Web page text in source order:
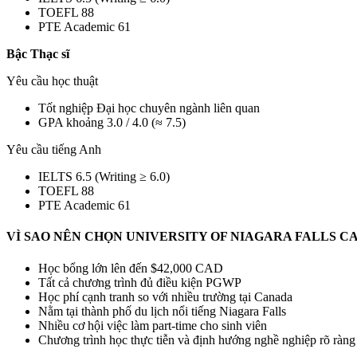
TOEFL 88
PTE Academic 61
Bậc Thạc sĩ
Yêu cầu học thuật
Tốt nghiệp Đại học chuyên ngành liên quan
GPA khoảng 3.0 / 4.0 (≈ 7.5)
Yêu cầu tiếng Anh
IELTS 6.5 (Writing ≥ 6.0)
TOEFL 88
PTE Academic 61
VÌ SAO NÊN CHỌN UNIVERSITY OF NIAGARA FALLS
Học bổng lớn lên đến $42,000 CAD
Tất cả chương trình đủ điều kiện PGWP
Học phí cạnh tranh so với nhiều trường tại Canada
Nằm tại thành phố du lịch nổi tiếng Niagara Falls
Nhiều cơ hội việc làm part-time cho sinh viên
Chương trình học thực tiễn và định hướng nghề nghiệp rõ ràng